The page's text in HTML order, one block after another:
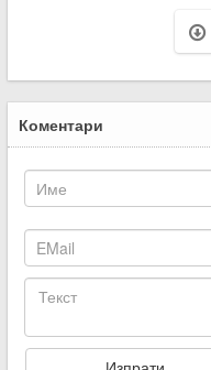
Коментари